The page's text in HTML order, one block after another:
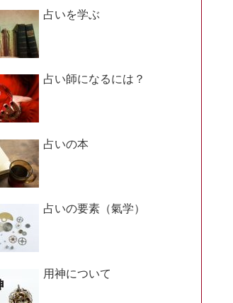
占いを学ぶ
占い師になるには？
占いの本
占いの要素（氣学）
用神について